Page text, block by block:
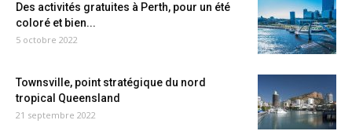
Des activités gratuites à Perth, pour un été
coloré et bien...
5 octobre 2022
Townsville, point stratégique du nord
tropical Queensland
21 septembre 2022